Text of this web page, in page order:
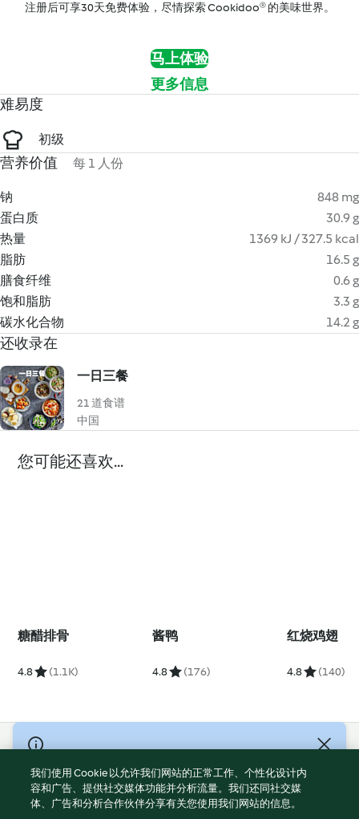
注册后可享30天免费体验，尽情探索 Cookidoo® 的美味世界。
马上体验
更多信息
难易度
初级
营养价值 每 1 人份
钠
848 mg
蛋白质
30.9 g
热量
1369 kJ / 327.5 kcal
脂肪
16.5 g
膳食纤维
0.6 g
饱和脂肪
3.3 g
碳水化合物
14.2 g
还收录在
一日三餐
21 道食谱
中国
您可能还喜欢...
糖醋排骨
4.8 (1.1K)
酱鸭
4.8 (176)
红烧鸡翅
4.8 (140)
© Copyright 2021-2023 福维克信息科技(上海)有限公司 版权所有
2026
使用规定
我们使用 Cookie 以允许我们网站的正常工作、个性化设计内
容和广告、提供社交媒体功能并分析流量。我们还同社交媒
体、广告和分析合作伙伴分享有关您使用我们网站的信息。